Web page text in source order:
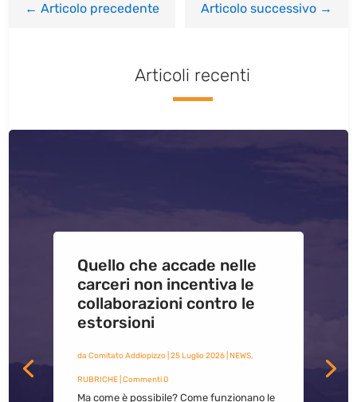
←Articolo precedente Articolo successivo→
Articoli recenti
Quello che accade nelle
carceri non incentiva le
collaborazioni contro le
estorsioni
da Comitato Addiopizzo| 25 Luglio 2026| NEWS,
RUBRICHE| Commenti 0
Ma come è possibile? Come funzionano le